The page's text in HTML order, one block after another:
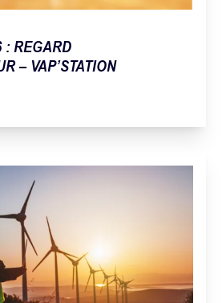
: REGARD
– VAP’STATION